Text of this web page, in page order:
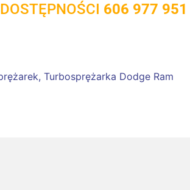
606 977 951
, Turbosprężarka Dodge Ram